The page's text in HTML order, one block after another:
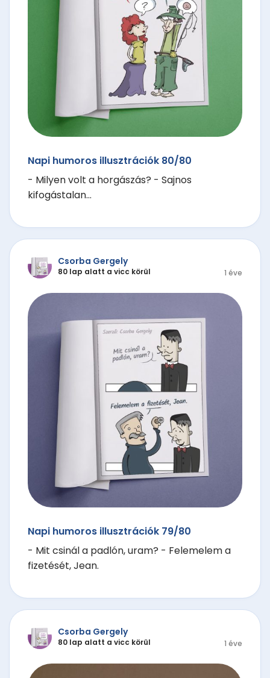
Napi humoros illusztrációk 80/80
- Milyen volt a horgászás? - Sajnos
kifogástalan...
Csorba Gergely
80 lap alatt a vicc körül 1 éve
Napi humoros illusztrációk 79/80
- Mit csinál a padlón, uram? - Felemelem a
fizetését, Jean.
Csorba Gergely
80 lap alatt a vicc körül 1 éve